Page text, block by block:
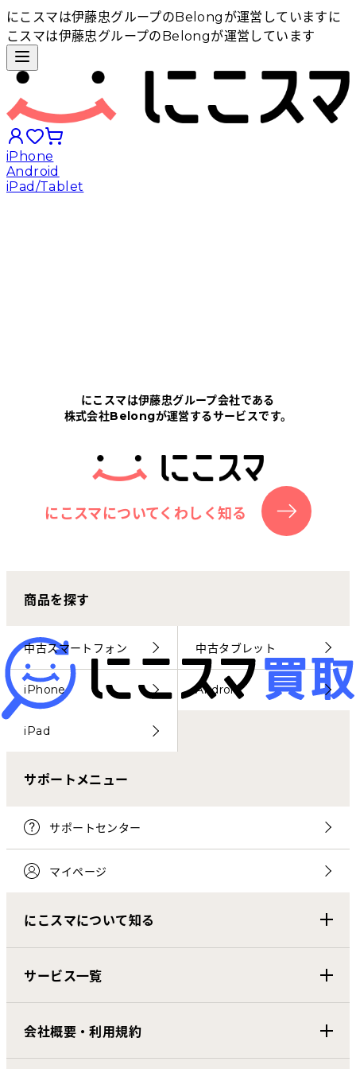
にこスマは伊藤忠グループのBelongが運営しています に
こスマは伊藤忠グループのBelongが運営しています
iPhone
Android
iPad/Tablet
にこスマについて
サポートセンター
お客さまの声
にこスマ通信
マイページ
にこスマは伊藤忠グループ会社である
株式会社Belongが運営するサービスです。
にこスマについてくわしく知る
商品を探す
中古スマートフォン 中古タブレット
iPhone Android
iPad
サポートメニュー
サポートセンター
マイページ
にこスマについて知る
サービス一覧
会社概要・利用規約